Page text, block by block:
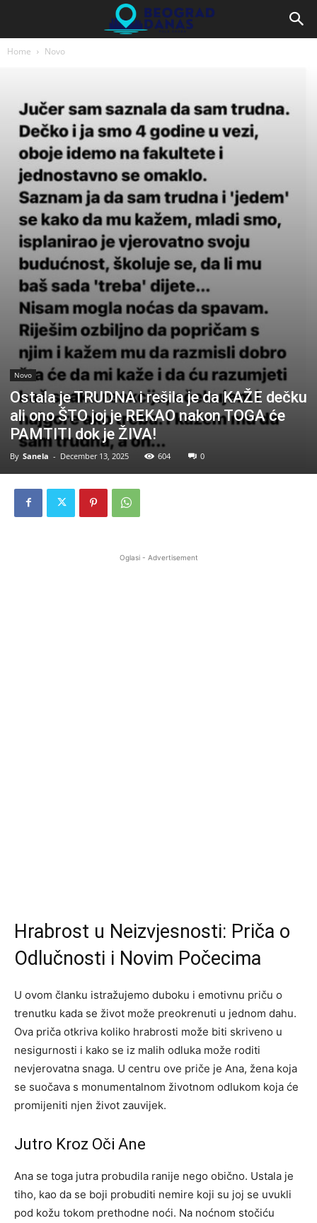
Home Novo
Novo
Ostala je TRUDNA i rešila je da KAŽE dečku
ali ono ŠTO joj je REKAO nakon TOGA će
PAMTITI dok je ŽIVA!
By Sanela - December 13, 2025 604 0
Oglasi - Advertisement
Hrabrost u Neizvjesnosti: Priča o
Odlučnosti i Novim Počecima
U ovom članku istražujemo duboku i emotivnu priču o
trenutku kada se život može preokrenuti u jednom dahu.
Ova priča otkriva koliko hrabrosti može biti skriveno u
nesigurnosti i kako se iz malih odluka može roditi
nevjerovatna snaga. U centru ove priče je Ana, žena koja
se suočava s monumentalnom životnom odlukom koja će
promijeniti njen život zauvijek.
Jutro Kroz Oči Ane
Ana se toga jutra probudila ranije nego obično. Ustala je
tiho, kao da se boji probuditi nemire koji su joj se uvukli
pod kožu tokom prethodne noći. Na noćnom stočiću